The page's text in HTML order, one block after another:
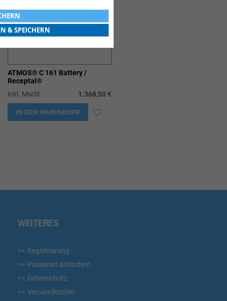
ATMOS® C 161 Battery /
Receptal®
inkl. MwSt.
1.368,50 €
IN DEN WARENKORB ZUR
WEITERES
Registrierung
Passwort anfordern
Datenschutz
Versandkosten
& SPEICHERN